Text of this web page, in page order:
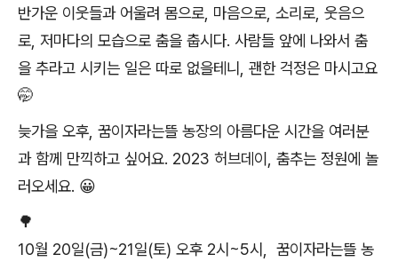
반가운 이웃들과 어울려 몸으로, 마음으로, 소리로, 웃음으
로, 저마다의 모습으로 춤을 춥시다. 사람들 앞에 나와서 춤
을 추라고 시키는 일은 따로 없을테니, 괜한 걱정은 마시고요
🤭
늦가을 오후, 꿈이자라는뜰 농장의 아름다운 시간을 여러분
과 함께 만끽하고 싶어요. 2023 허브데이, 춤추는 정원에 놀
러오세요. 😀
🌳
10월 20일(금)~21일(토) 오후 2시~5시, 꿈이자라는뜰 농